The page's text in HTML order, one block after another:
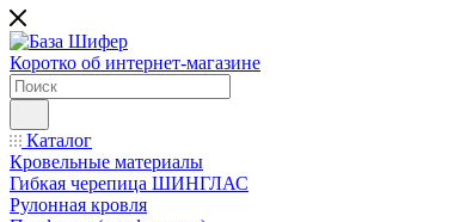
Коротко об интернет-магазине
Каталог
Кровельные материалы
Гибкая черепица ШИНГЛАС
Рулонная кровля